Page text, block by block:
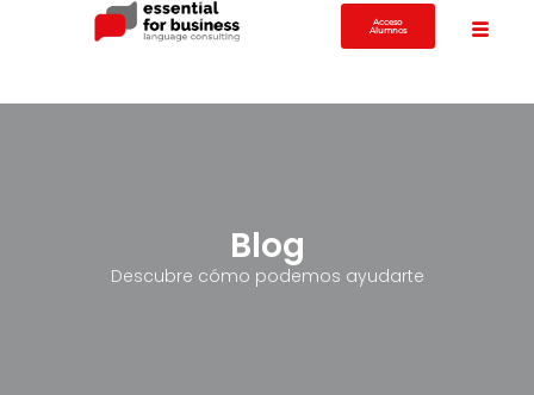
Acceso
Alumnos
Blog
Descubre cómo podemos ayudarte